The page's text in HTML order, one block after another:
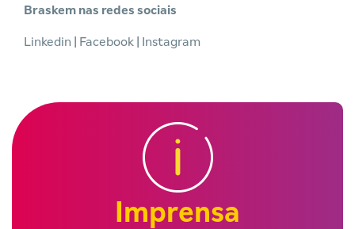
Braskem nas redes sociais
Linkedin Facebook Instagram
Imprensa